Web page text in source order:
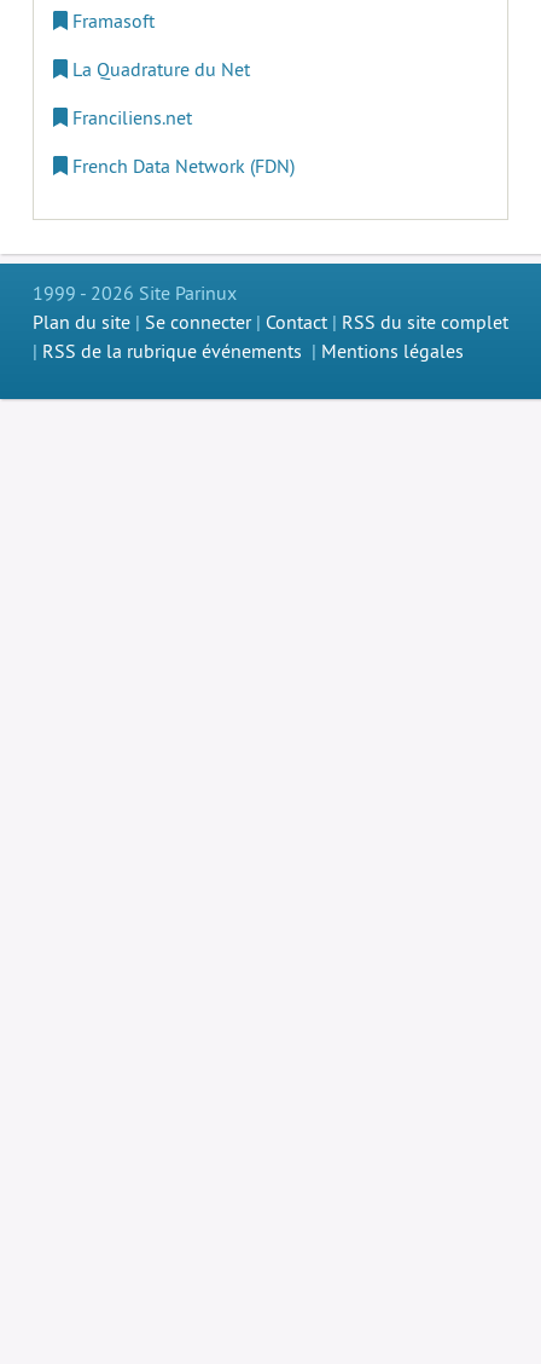
Framasoft
La Quadrature du Net
Franciliens.net
French Data Network (FDN)
1999 - 2026 Site Parinux
Plan du site | Se connecter| Contact | RSS du site complet
| RSS de la rubrique événements | Mentions légales